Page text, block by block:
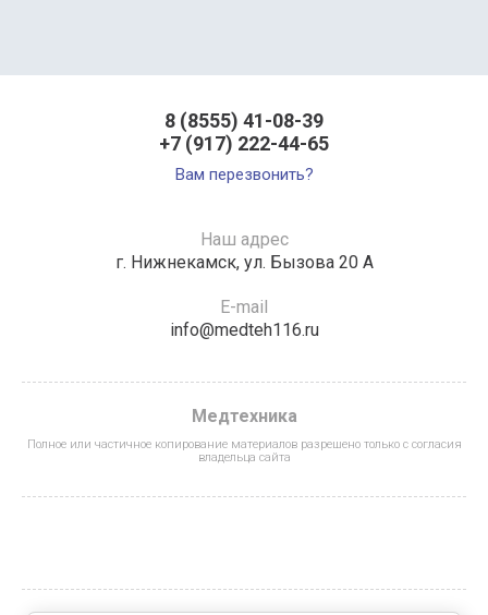
8 (8555) 41-08-39
+7 (917) 222-44-65
Вам перезвонить?
Наш адрес
г. Нижнекамск, ул. Бызова 20 А
E-mail
info@medteh116.ru
Медтехника
Полное или частичное копирование материалов разрешено только с согласия
владельца сайта